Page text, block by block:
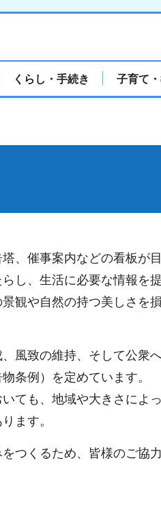
くらし・手続き 子育て
、催事案内などの看板が
し、生活に必要な情報を
観や自然の持つ美しさを
風致の維持、そして公衆
条例）を定めています。
ても、地域や大きさによ
ます。
つくるため、皆様のご協